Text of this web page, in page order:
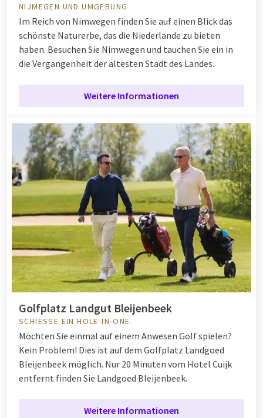
NIJMEGEN UND UMGEBUNG
Im Reich von Nimwegen finden Sie auf einen Blick das
schönste Naturerbe, das die Niederlande zu bieten
haben. Besuchen Sie Nimwegen und tauchen Sie ein in
die Vergangenheit der ältesten Stadt des Landes.
Weitere Informationen
Golfplatz Landgut Bleijenbeek
SCHIESSE EIN HOLE-IN-ONE.
Möchten Sie einmal auf einem Anwesen Golf spielen?
Kein Problem! Dies ist auf dem Golfplatz Landgoed
Bleijenbeek möglich. Nur 20 Minuten vom Hotel Cuijk
entfernt finden Sie Landgoed Bleijenbeek.
Weitere Informationen